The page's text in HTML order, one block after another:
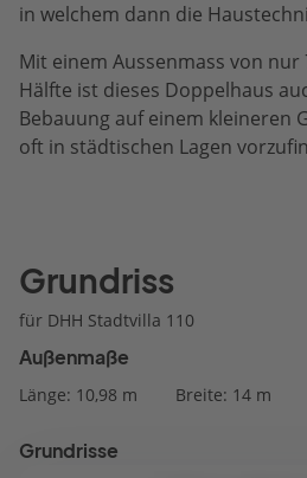
in welchem dann die
Mit einem Aussenmass von nur
Hälfte ist dieses Doppelhaus
Bebauung auf einem kleineren
oft in städtischen Lagen
Grundriss
für DHH Stadtvilla 110
Außenmaße
Länge: 10,98 m Breite: 14 m
Grundrisse